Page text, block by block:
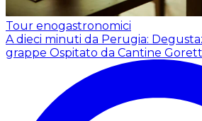
Tour enogastronomici
A dieci minuti da Perugia:
grappe Ospitato da Cantine